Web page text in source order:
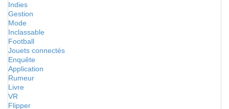
Indies
Gestion
Mode
Inclassable
Football
Jouets connectés
Enquête
Application
Rumeur
Livre
VR
Flipper